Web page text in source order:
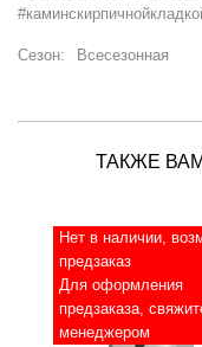
Сезон: Всесезонная
ТАКЖЕ
Нет в наличии,
предзаказ
Для оформления
предзаказа,
менеджером